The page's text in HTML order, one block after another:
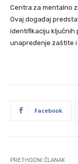
Centra za mentalno
Ovaj događaj
identifikaciju ključnih
unapređenje zaštite
Facebook
PRETHODNI ČLANAK